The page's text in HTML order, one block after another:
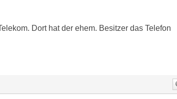
Dort hat der ehem. Besitzer das Telefon